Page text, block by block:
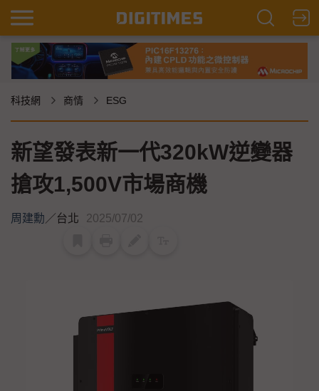
科技網 商情 ESG
新望發表新一代320kW逆變器
搶攻1,500V市場商機
周建勳／台北 2025/07/02